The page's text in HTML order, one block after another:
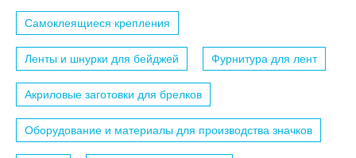
Самоклеящиеся крепления
Ленты и шнурки для бейджей Фурнитура для лент
Акриловые заготовки для брелков
Оборудование и материалы для производства значков